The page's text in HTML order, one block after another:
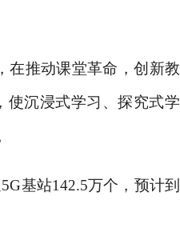
在推动课堂革命，创新教
使沉浸式学习、探究式学
基站142.5万个，预计到